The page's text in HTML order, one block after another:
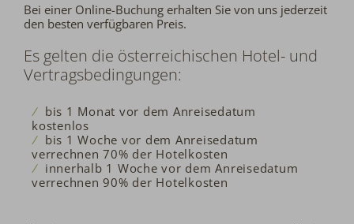
Bei einer Online-Buchung erhalten Sie von uns jederzeit
den besten verfügbaren Preis.
Es gelten die österreichischen Hotel- und
Vertragsbedingungen:
bis 1 Monat vor dem Anreisedatum
kostenlos
bis 1 Woche vor dem Anreisedatum
verrechnen 70% der Hotelkosten
innerhalb 1 Woche vor dem Anreisedatum
verrechnen 90% der Hotelkosten